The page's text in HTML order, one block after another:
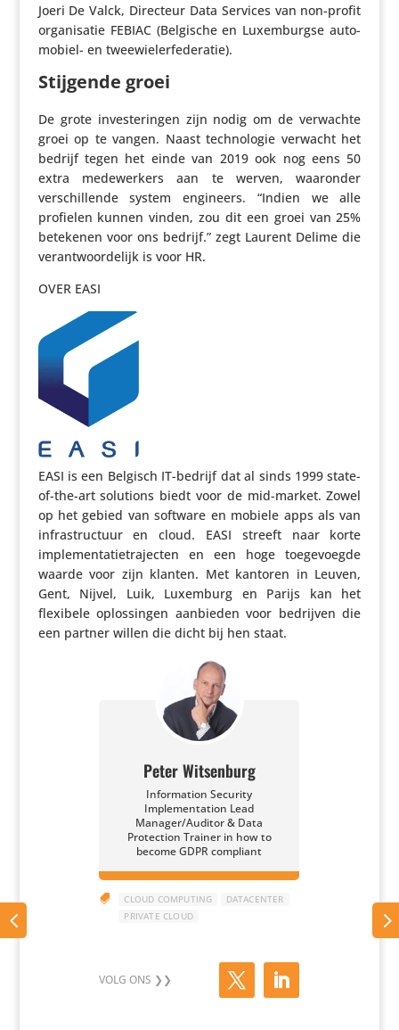
Joeri De Valck, Directeur Data Services van non-profit
orga­ni­satie FEBIAC (Belgische en Luxem­burgse auto­
mo­biel- en tweewielerfederatie).
Stijgende groei
De grote inves­te­ringen zijn nodig om de verwachte
groei op te vangen. Naast tech­no­logie verwacht het
bedrijf tegen het einde van 2019 ook nog eens 50
extra mede­wer­kers aan te werven, waaronder
verschil­lende system engineers. “Indien we alle
profielen kunnen vinden, zou dit een groei van 25%
betekenen voor ons bedrijf.” zegt Laurent Delime die
verant­woor­de­lijk is voor HR.
OVER EASI
EASI is een Belgisch IT-bedrijf dat al sinds 1999 state-
of-the-art solutions biedt voor de mid-market. Zowel
op het gebied van software en mobiele apps als van
infra­struc­tuur en cloud. EASI streeft naar korte
imple­men­ta­tie­tra­jecten en een hoge toege­voegde
waarde voor zijn klanten. Met kantoren in Leuven,
Gent, Nijvel, Luik, Luxemburg en Parijs kan het
flexibele oplos­singen aanbieden voor bedrijven die
een partner willen die dicht bij hen staat.
Peter Witsenburg
Information Security
Implementation Lead
Manager/Auditor & Data
Protection Trainer in how to
become GDPR compliant
 CLOUD COMPUTING
DATACENTER
PRIVATE CLOUD